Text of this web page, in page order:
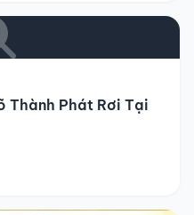
Thành Phát Rơi Tại